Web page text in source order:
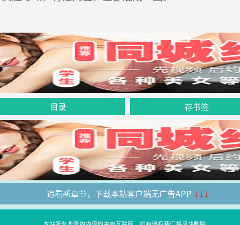
目录 存书签
追看新章节，下载本站客户端无广告APP ↓↓↓